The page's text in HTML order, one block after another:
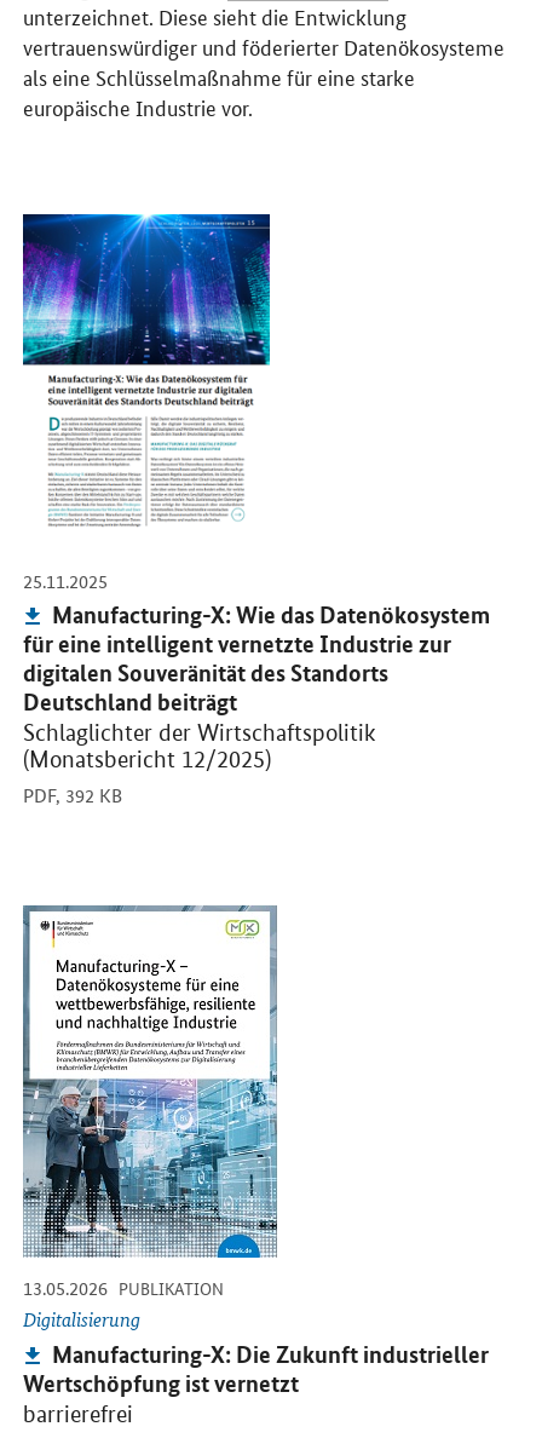
unterzeichnet. Diese sieht die Entwicklung
vertrauenswürdiger und föderierter Datenökosysteme
als eine Schlüsselmaßnahme für eine starke
europäische Industrie vor.
25.11.2025
Publikation:
Manufacturing-X: Wie das Datenökosystem
für eine intelligent vernetzte Industrie zur
digitalen Souveränität des Standorts
Deutschland beiträgt
Schlaglichter der Wirtschaftspolitik
(Monatsbericht 12/2025)
PDF, 392 KB
Öffnet PDF "Manufacturing-X: Wie das Datenökosystem für
13.05.2026 -
PUBLIKATION
Digitalisierung
Publikation:
Manufacturing-X: Die Zukunft industrieller
Wertschöpfung ist vernetzt
barrierefrei
Öffnet PDF "Manufacturing-X: Die Zukunft industrieller